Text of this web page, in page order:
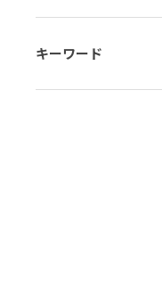
キーワード